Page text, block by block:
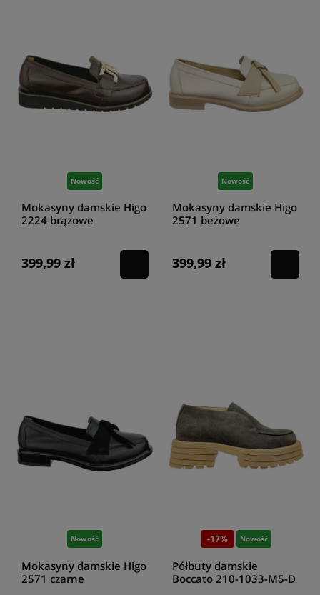
Nowość
Mokasyny damskie Higo
2224 brązowe
399,99 zł
Nowość
Mokasyny damskie Higo
2571 beżowe
399,99 zł
Nowość
Mokasyny damskie Higo
2571 czarne
-17% Nowość
Półbuty damskie
Boccato 210-1033-M5-D